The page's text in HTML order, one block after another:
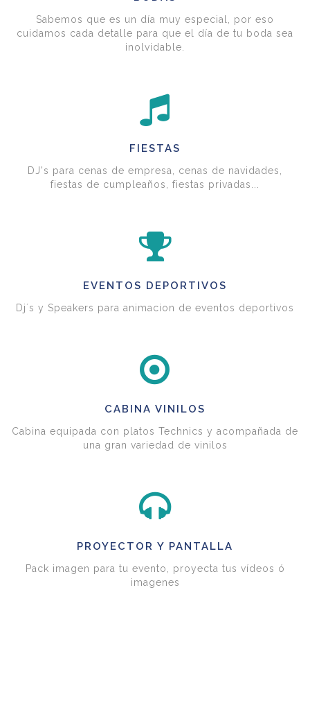
Sabemos que es un día muy especial, por eso
cuidamos cada detalle para que el día de tu boda sea
inolvidable.
FIESTAS
DJ's para cenas de empresa, cenas de navidades,
fiestas de cumpleaños, fiestas privadas...
EVENTOS DEPORTIVOS
Dj´s y Speakers para animacion de eventos deportivos
CABINA VINILOS
Cabina equipada con platos Technics y acompañada de
una gran variedad de vinilos
PROYECTOR Y PANTALLA
Pack imagen para tu evento, proyecta tus vídeos ó
imagenes